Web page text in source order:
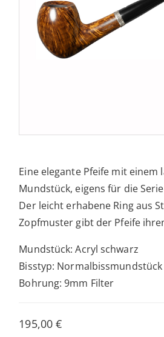
Eine elegante Pfeife mit einem
Mundstück, eigens für die
Der leicht erhabene Ring aus
Zopfmuster gibt der Pfeife
Mundstück: Acryl schwarz
Bisstyp: Normalbissmundstück
Bohrung: 9mm Filter
195,00€